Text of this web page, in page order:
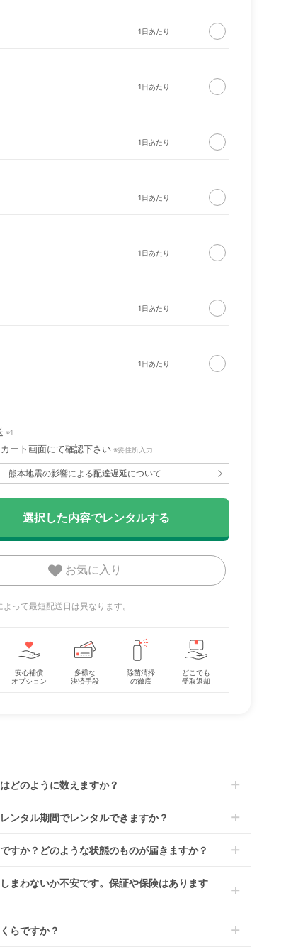
※1
ート画面にて確認下さい ※要住所入力
熊本地震の影響による配達遅延について
お気に入り
って最短配送日は異なります。
安心補償
オプション
多様な
決済手段
除菌清掃
の徹底
どこでも
受取返却
どのように数えますか？
に商品の引渡しとなります。
ンタル期間でレンタルできますか？
6ヶ月レンタルご注文の上で、早期にご返却くださ
すか？どのような状態のものが届きますか？
カーから仕入れた状態のものをお送りします。商品に
まわないか不安です。保証や保険はあります
と一緒にカートへ入れ安心補償オプションをご購入く
らですか？